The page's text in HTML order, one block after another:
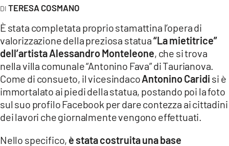
Network
LACPLAY.IT
LACTV.IT
LACONAIR.IT
LACITYMAG.IT
ILREGGINO.IT
TERESA COSMANO
È stata completata proprio stamattina l’opera di
valorizzazione della preziosa statua“La mietitrice”
dell’artista Alessandro Monteleone, che si trova
nella villa comunale “Antonino Fava” di Taurianova.
Come di consueto, il vicesindacoAntonino Caridi si è
immortalato ai piedi della statua, postando poi la foto
sul suo profilo Facebook per dare contezza ai cittadini
dei lavori che giornalmente vengono effettuati.
Nello specifico, è stata costruita una base